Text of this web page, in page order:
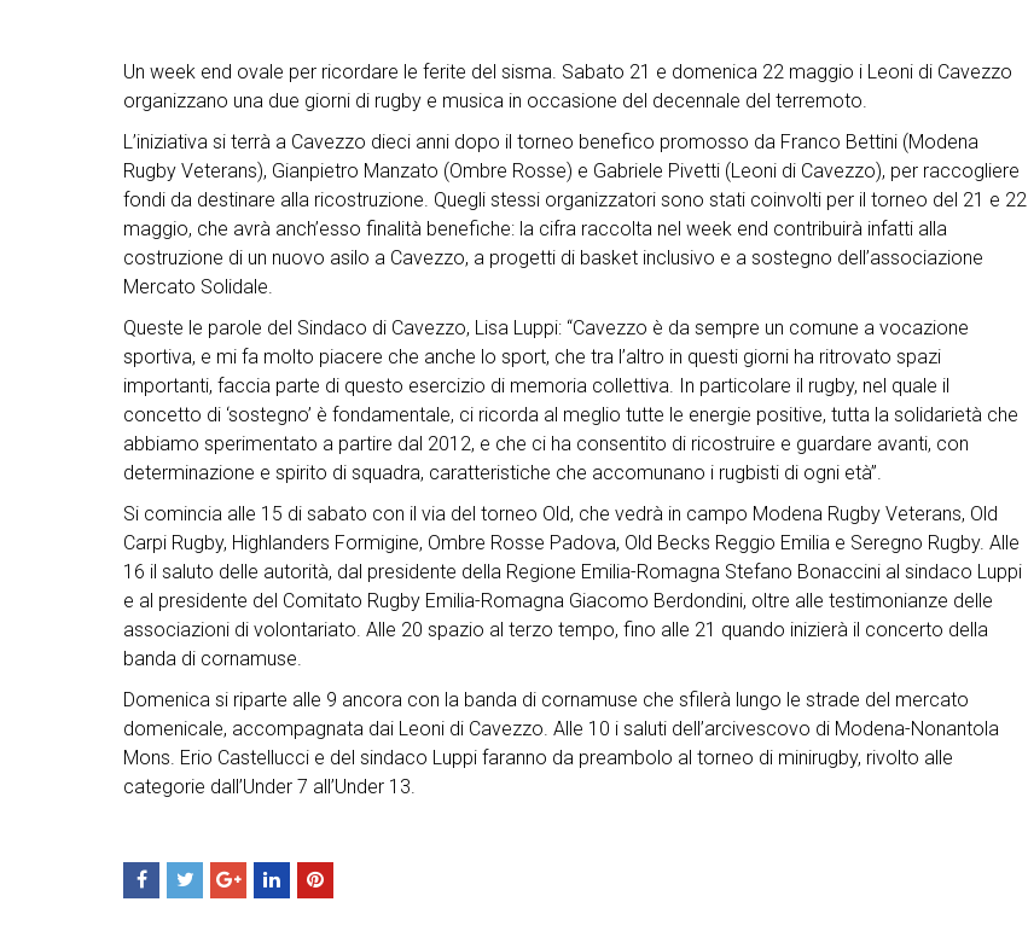
Un week end ovale per ricordare le ferite del sisma. Sabato 21 e domenica 22 maggio i Leoni di Cavezzo
organizzano una due giorni di rugby e musica in occasione del decennale del terremoto.
L’iniziativa si terrà a Cavezzo dieci anni dopo il torneo benefico promosso da Franco Bettini (Modena
Rugby Veterans), Gianpietro Manzato (Ombre Rosse) e Gabriele Pivetti (Leoni di Cavezzo), per raccogliere
fondi da destinare alla ricostruzione. Quegli stessi organizzatori sono stati coinvolti per il torneo del 21 e 22
maggio, che avrà anch’esso finalità benefiche: la cifra raccolta nel week end contribuirà infatti alla
costruzione di un nuovo asilo a Cavezzo, a progetti di basket inclusivo e a sostegno dell’associazione
Mercato Solidale.
Queste le parole del Sindaco di Cavezzo, Lisa Luppi: “Cavezzo è da sempre un comune a vocazione
sportiva, e mi fa molto piacere che anche lo sport, che tra l’altro in questi giorni ha ritrovato spazi
importanti, faccia parte di questo esercizio di memoria collettiva. In particolare il rugby, nel quale il
concetto di ‘sostegno’ è fondamentale, ci ricorda al meglio tutte le energie positive, tutta la solidarietà che
abbiamo sperimentato a partire dal 2012, e che ci ha consentito di ricostruire e guardare avanti, con
determinazione e spirito di squadra, caratteristiche che accomunano i rugbisti di ogni età”.
Si comincia alle 15 di sabato con il via del torneo Old, che vedrà in campo Modena Rugby Veterans, Old
Carpi Rugby, Highlanders Formigine, Ombre Rosse Padova, Old Becks Reggio Emilia e Seregno Rugby. Alle
16 il saluto delle autorità, dal presidente della Regione Emilia-Romagna Stefano Bonaccini al sindaco Luppi
e al presidente del Comitato Rugby Emilia-Romagna Giacomo Berdondini, oltre alle testimonianze delle
associazioni di volontariato. Alle 20 spazio al terzo tempo, fino alle 21 quando inizierà il concerto della
banda di cornamuse.
Domenica si riparte alle 9 ancora con la banda di cornamuse che sfilerà lungo le strade del mercato
domenicale, accompagnata dai Leoni di Cavezzo. Alle 10 i saluti dell’arcivescovo di Modena-Nonantola
Mons. Erio Castellucci e del sindaco Luppi faranno da preambolo al torneo di minirugby, rivolto alle
categorie dall’Under 7 all’Under 13.